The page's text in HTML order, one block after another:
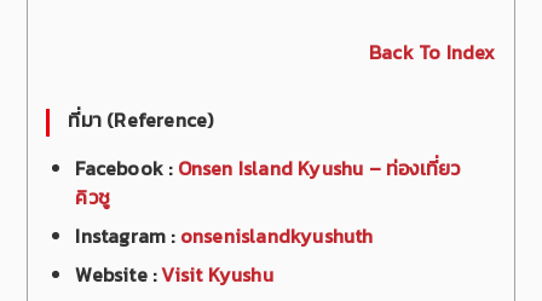
Back To Index
ที่มา (Reference)
Facebook : Onsen Island Kyushu – ท่องเที่ยว
คิวชู
Instagram : onsenislandkyushuth
Website :Visit Kyushu